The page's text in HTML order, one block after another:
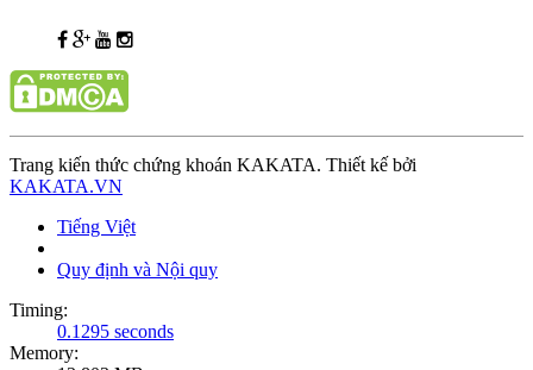
Trang kiến thức chứng khoán KAKATA. Thiết kế bởi
KAKATA.VN
Tiếng Việt
Quy định và Nội quy
Timing:
0.1295 seconds
Memory: